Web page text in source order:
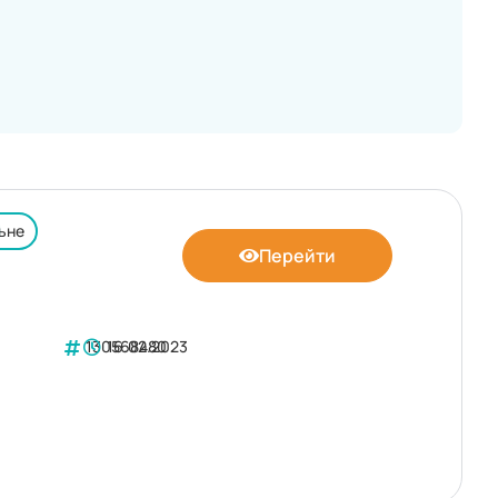
130568480
16.02.2023
Перейти